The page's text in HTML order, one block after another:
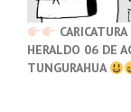
HERALDO 06 DE
TUNGURAHUA